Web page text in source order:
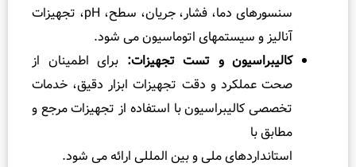
سنسورهای دما، فشار، جریان، سطح، pH، تجهیزات
آنالیز و سیستمهای اتوماسیون می شود.
کالیبراسیون و تست تجهیزات: برای اطمینان از
صحت عملکرد و دقت تجهیزات ابزار دقیق، خدمات
تخصصی کالیبراسیون با استفاده از تجهیزات مرجع و
استانداردهای ملی و بین المللی ارائه می شود.